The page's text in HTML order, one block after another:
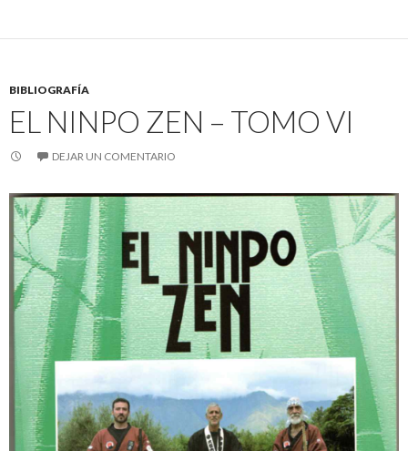
BIBLIOGRAFÍA
EL NINPO ZEN – TOMO VI
DEJAR UN COMENTARIO